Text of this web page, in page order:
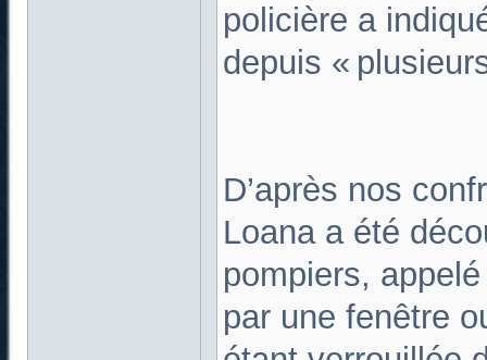
policière a
depuis «
D’après nos
Loana a été
pompiers,
par une fenêtre